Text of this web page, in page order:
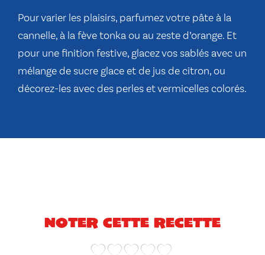
Pour varier les plaisirs, parfumez votre pâte à la
cannelle, à la fève tonka ou au zeste d’orange. Et
pour une finition festive, glacez vos sablés avec un
mélange de sucre glace et de jus de citron, ou
décorez-les avec des perles et vermicelles colorés.
Noter cette recette